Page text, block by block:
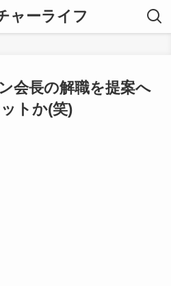
ャーライフ
会長の解職を提案へ
トか(笑)